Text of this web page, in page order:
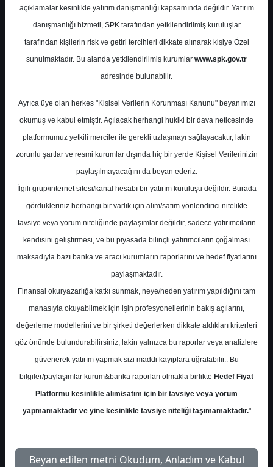
TOASO- TOFAŞ TÜRK
OTOMOBİL FABRİKASI A.Ş.
Hedef Fiyat 250.00 ₺
Getiri
%0.00
0 0
En Yüksek Tahmin
Ortalama Fiyat Tahmini
Ortalama Getiri Potansiyeli
Kurum Sayısı
17
10 1
Paralel
Get.
2
Üstü
Get.
3
Yok
1
Pazartesi, 03 Şubat 2025
açıklamalar kesinlikle yatırım danışmanlığı kapsamında değildir. Yatırım
danışmanlığı hizmeti, SPK tarafından yetkilendirilmiş kuruluşlar
tarafından kişilerin risk ve getiri tercihleri dikkate alınarak kişiye Özel
sunulmaktadır. Bu alanda yetkilendirilmiş kurumlar www.spk.gov.tr
adresinde bulunabilir.
Ayrıca üye olan herkes "Kişisel Verilerin Korunması Kanunu" beyanımızı
okumuş ve kabul etmiştir. Açılacak herhangi hukiki bir dava neticesinde
platformumuz yetkili merciler ile gerekli uzlaşmayı sağlayacaktır, lakin
zorunlu şartlar ve resmi kurumlar dışında hiç bir yerde Kişisel Verilerinizin
paylaşılmayacağını da beyan ederiz.
İlgili grup/internet sitesi/kanal hesabı bir yatırım kuruluşu değildir. Burada
gördükleriniz herhangi bir varlık için alım/satım yönlendirici nitelikte
tavsiye veya yorum niteliğinde paylaşımlar değildir, sadece yatırımcıların
kendisini geliştirmesi, ve bu piyasada bilinçli yatırımcıların çoğalması
maksadıyla bazı banka ve aracı kurumların raporlarını ve hedef fiyatlarını
paylaşmaktadır.
Finansal okuryazarlığa katkı sunmak, neye/neden yatırım yapıldığını tam
manasıyla okuyabilmek için işin profesyonellerinin bakış açılarını,
değerleme modellerini ve bir şirketi değerlerken dikkate aldıkları kriterleri
göz önünde bulundurabilirsiniz, lakin yalnızca bu raporlar veya analizlere
güvenerek yatırım yapmak sizi maddi kayıplara uğratabilir.. Bu
bilgiler/paylaşımlar kurum&banka raporları olmakla birlikte Hedef Fiyat
Platformu kesinlikle alım/satım için bir tavsiye veya yorum
yapmamaktadır ve yine kesinlikle tavsiye niteliği taşımamaktadır."
Beyan edilen metni Okudum, Anladım ve Kabul